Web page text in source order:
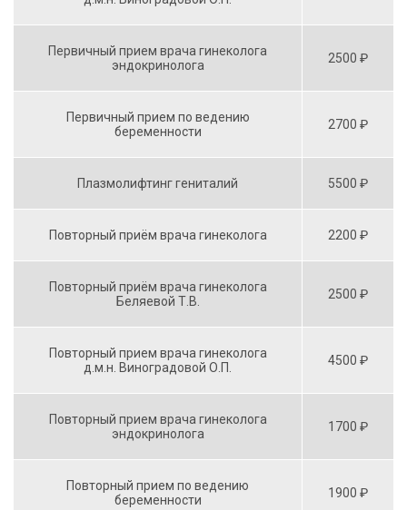
Первичный прием врача гинеколога
эндокринолога
2500 ₽
Первичный прием по ведению
беременности
2700 ₽
Плазмолифтинг гениталий 5500 ₽
Повторный приём врача гинеколога 2200 ₽
Повторный приём врача гинеколога
Беляевой Т.В.
2500 ₽
Повторный прием врача гинеколога
д.м.н. Виноградовой О.П.
4500 ₽
Повторный прием врача гинеколога
эндокринолога
1700 ₽
Повторный прием по ведению
беременности
1900 ₽